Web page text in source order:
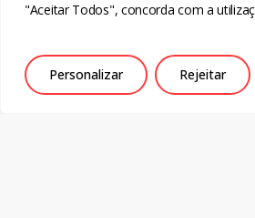
"Aceitar Todos", concorda com a
Personalizar Rejeitar
Ep. 1 – Natália
Junho 22, 2026